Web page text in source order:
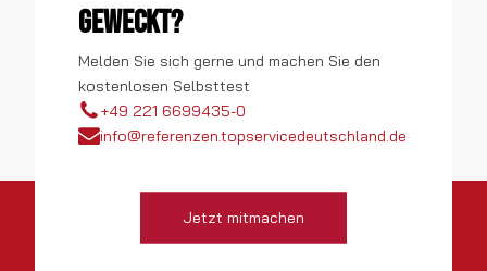
geweckt?
Melden Sie sich gerne und machen Sie den
kostenlosen Selbsttest
+49 221 6699435-0
info@referenzen.topservicedeutschland.de
Jetzt mitmachen